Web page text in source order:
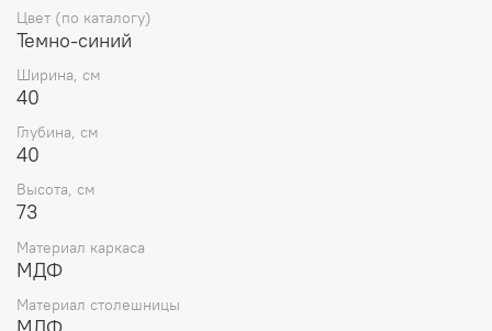
Цвет (по каталогу)
Темно-синий
Ширина, см
40
Глубина, см
40
Высота, см
73
Материал каркаса
МДФ
Материал столешницы